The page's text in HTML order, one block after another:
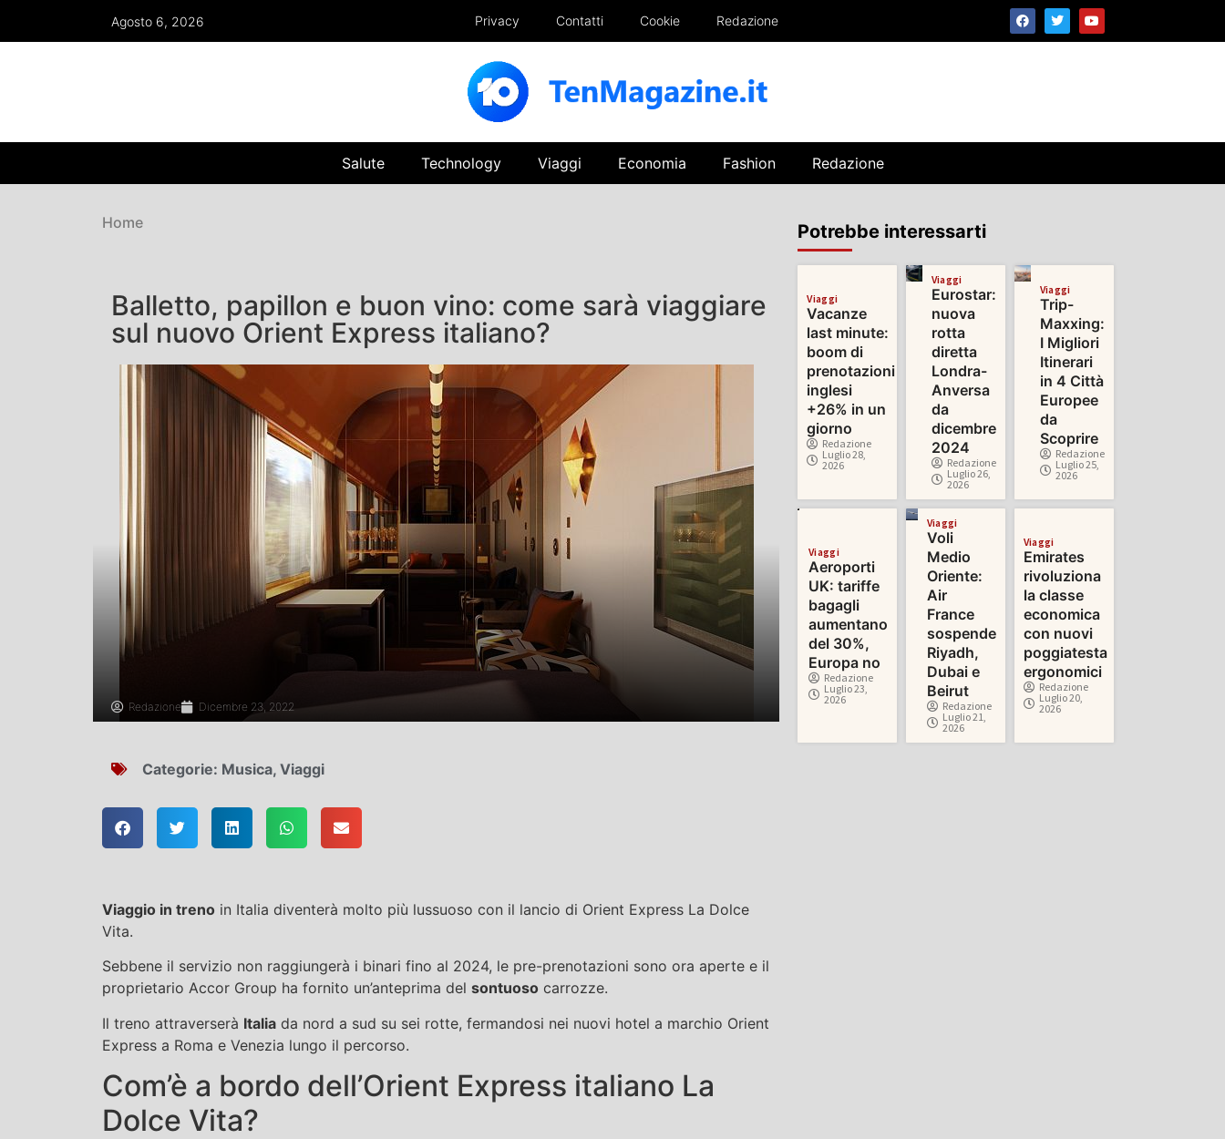
Agosto 6, 2026 Privacy Contatti Cookie Redazione
Salute Technology Viaggi Economia Fashion Redazione
Home
Balletto, papillon e buon vino: come sarà viaggiare
sul nuovo Orient Express italiano?
Redazione Dicembre 23, 2022
Categorie: Musica, Viaggi
Viaggio in treno in Italia diventerà molto più lussuoso con il lancio di Orient Express La Dolce
Vita.
Sebbene il servizio non raggiungerà i binari fino al 2024, le pre-prenotazioni sono ora aperte e il
proprietario Accor Group ha fornito un’anteprima del sontuoso carrozze.
Il treno attraverserà Italia da nord a sud su sei rotte, fermandosi nei nuovi hotel a marchio Orient
Express a Roma e Venezia lungo il percorso.
Com’è a bordo dell’Orient Express italiano La
Dolce Vita?
Potrebbe interessarti
Viaggi
Vacanze
last minute:
boom di
prenotazioni
inglesi
+26% in un
giorno
Redazione
Luglio 28,
2026
Viaggi
Eurostar:
nuova
rotta
diretta
Londra-
Anversa
da
dicembre
2024
Redazione
Luglio 26,
2026
Viaggi
Trip-
Maxxing:
I Migliori
Itinerari
in 4 Città
Europee
da
Scoprire
Redazione
Luglio 25,
2026
Viaggi
Aeroporti
UK: tariffe
bagagli
aumentano
del 30%,
Europa no
Redazione
Luglio 23,
2026
Viaggi
Voli
Medio
Oriente:
Air
France
sospende
Riyadh,
Dubai e
Beirut
Redazione
Luglio 21,
2026
Viaggi
Emirates
rivoluziona
la classe
economica
con nuovi
poggiatesta
ergonomici
Redazione
Luglio 20,
2026